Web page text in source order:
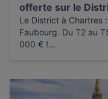
offerte sur le
Le District à Chartres
Faubourg. Du T2 au
000 € !...